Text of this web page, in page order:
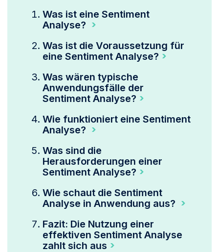
Was ist eine Sentiment
Analyse?
Was ist die Voraussetzung für
eine Sentiment Analyse?
Was wären typische
Anwendungsfälle der
Sentiment Analyse?
Wie funktioniert eine Sentiment
Analyse?
Was sind die
Herausforderungen einer
Sentiment Analyse?
Wie schaut die Sentiment
Analyse in Anwendung aus?
Fazit: Die Nutzung einer
effektiven Sentiment Analyse
zahlt sich aus